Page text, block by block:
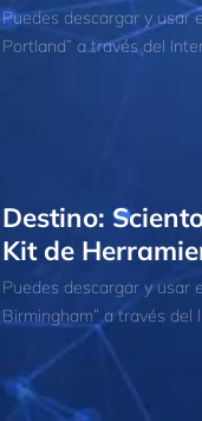
Puedes descargar y usar
Portland” a través del
Destino:
Kit de
Puedes descargar y usar
Birmingham” a través del